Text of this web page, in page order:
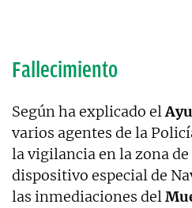
Fallecimiento
Según ha explicado el
varios agentes de la
la vigilancia en la zona
dispositivo especial de
las inmediaciones del